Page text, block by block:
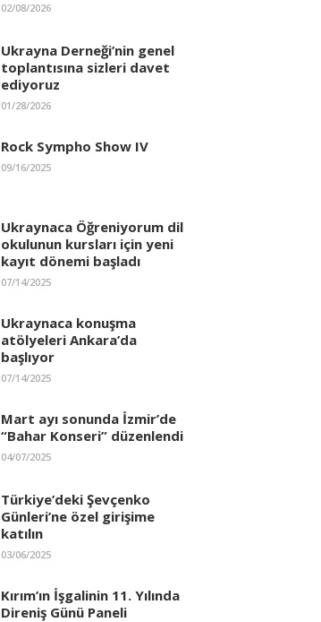
02/08/2026
Ukrayna Derneği’nin genel
toplantısına sizleri davet
ediyoruz
01/28/2026
Rock Sympho Show IV
09/16/2025
Ukraynaca Öğreniyorum dil
okulunun kursları için yeni
kayıt dönemi başladı
07/14/2025
Ukraynaca konuşma
atölyeleri Ankara’da
başlıyor
07/14/2025
Mart ayı sonunda İzmir’de
“Bahar Konseri” düzenlendi
04/07/2025
Türkiye’deki Şevçenko
Günleri’ne özel girişime
katılın
03/06/2025
Kırım’ın İşgalinin 11. Yılında
Direniş Günü Paneli